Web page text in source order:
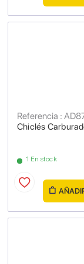
Chiclés
Referencia :
1 En stock